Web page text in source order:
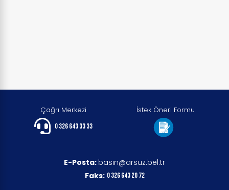
Çağrı Merkezi
0 326 643 33 33
İstek Öneri Formu
E-Posta: basın@arsuz.bel.tr
Faks: 0 326 643 20 72